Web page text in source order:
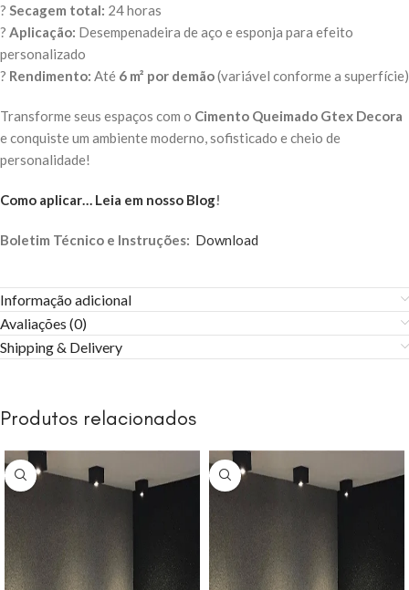
? Secagem total: 24 horas
? Aplicação: Desempenadeira de aço e esponja para efeito
personalizado
? Rendimento: Até 6 m² por demão(variável conforme a superfície)
Transforme seus espaços com o Cimento Queimado Gtex Decora
e conquiste um ambiente moderno, sofisticado e cheio de
personalidade!
Como aplicar… Leia em nosso Blog!
Boletim Técnico e Instruções: Download
Informação adicional
Avaliações (0)
Shipping & Delivery
Produtos relacionados